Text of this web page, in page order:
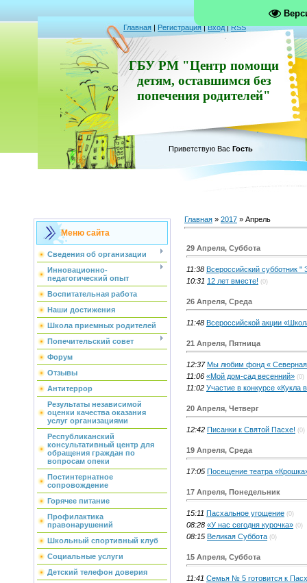
Главная | Регистрация|Вход|RSS
ГБУ РМ "Центр помощи
детям, оставшимся без
попечения родителей"
Приветствую Вас Гость
Меню сайта
Сведения об организации
Инновационно-
педагогический опыт
Воспитательная работа
Наши достижения
Школа приемных родителей
Попечительский совет
Форум
Отзывы
Антитеррор
Результаты независимой
оценки качества оказания
услуг организациями
Республиканский
консультативный центр для
обращения граждан по
вопросам опеки
Постинтернатное
сопровождение
Горячее питание
Профилактика
правонарушений
Школьный спортивный клуб
Социальные услуги
Детский телефон доверия
Главная » 2017 » Апрель
29 Апреля, Суббота
11:38 Всероссийский субботник "
10:31 12 лет вместе! (0)
26 Апреля, Среда
11:48 Всероссийской акции
21 Апреля, Пятница
12:37 Мы любим фонд « Северная
11:06 «Мой дом-сад весенний» (0)
11:02 Участие в конкурсе «Кукла
20 Апреля, Четверг
12:42 Писанки к Святой Пасхе! (0)
19 Апреля, Среда
17:05 Посещение театра
17 Апреля, Понедельник
15:11 Пасхальное угощение (0)
08:28 «У нас сегодня курочка» (0)
08:15 Великая Суббота (0)
15 Апреля, Суббота
11:41 Семья № 5 готовится к